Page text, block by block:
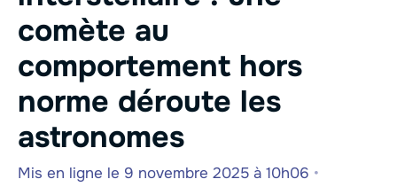
comète au
comportement hors
norme déroute les
astronomes
Mis en ligne le 9 novembre 2025 à 10h06 •